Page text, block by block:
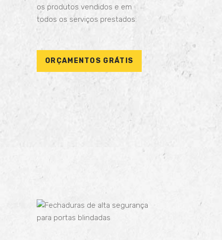
os produtos vendidos e em
todos os serviços prestados.
ORÇAMENTOS GRÁTIS